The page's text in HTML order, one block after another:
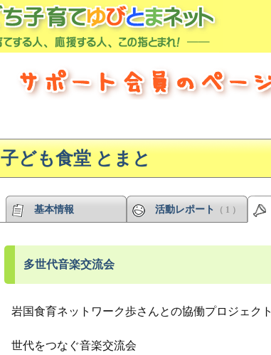
子ども食堂 とまと
基本情報 活動レポート （ 1 ）
多世代音楽交流会
岩国食育ネットワーク歩さんとの協働プロジェクト
世代をつなぐ音楽交流会